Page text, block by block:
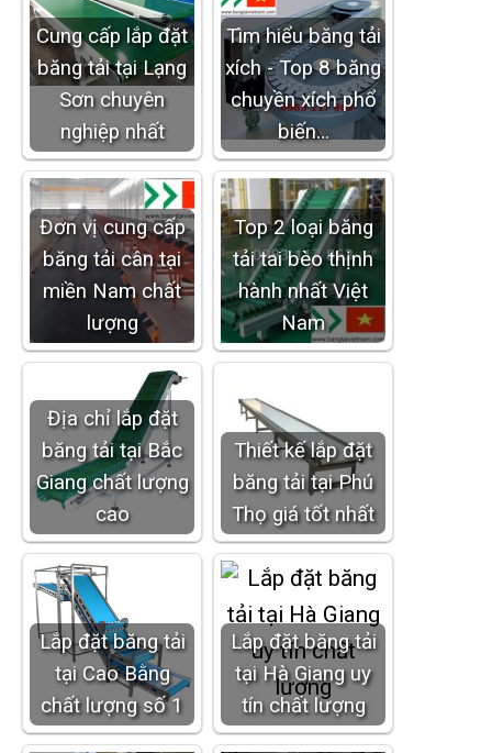
Cung cấp lắp đặt
băng tải tại Lạng
Sơn chuyên
nghiệp nhất
Tìm hiểu băng tải
xích - Top 8 băng
chuyền xích phổ
biến…
Đơn vị cung cấp
băng tải cân tại
miền Nam chất
lượng
Top 2 loại băng
tải tai bèo thịnh
hành nhất Việt
Nam
Địa chỉ lắp đặt
băng tải tại Bắc
Giang chất lượng
cao
Thiết kế lắp đặt
băng tải tại Phú
Thọ giá tốt nhất
Lắp đặt băng tải
tại Cao Bằng
chất lượng số 1
Lắp đặt băng tải
tại Hà Giang uy
tín chất lượng